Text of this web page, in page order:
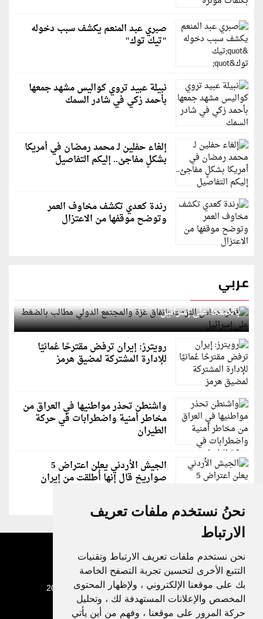
نحنُ نستخدم ملفات تعريف
الارتباط
نحن نستخدم ملفات تعريف الارتباط وتقنيات
التتبع الأخرى لتحسين تجربة التصفح الخاصة
بك على موقعنا الإلكتروني ، ولإظهار المحتوى
المخصص والإعلانات المستهدفة لك ، وتحليل
حركة المرور على موقعنا ، وفهم من أين يأتي
صبري عبد المنعم يكشف سبب دخوله
"تيك توك"
نبيلة عبيد تروي كواليس مشهد جمعها
بأحمد زكي في شادر السمك
إلغاء حفلين لـ محمد رمضان في أمريكا
بشكلٍ مفاجئ.. إليكم التفاصيل
رندة كعدي تكشف مخاوف العمر
وتوضح موقفها من الاعتزال
عربي
قطر: حماس التزمت باتفاق غزة والمجتمع الدولي مطالب
بالضغط على إسرائيل
رويترز: إيران ترفض مقترحًا عُمانيًا
للإدارة المشتركة لمضيق هرمز
واشنطن تحذر مواطنيها في العراق من
مخاطر أمنية واضطرابات في حركة
الطيران
الجيش الأردني يعلن اعتراض 5
صواريخ قال إنها أُطلقت من إيران
جميع الحقوق محفوظة لدنيا الوطن © 2003 - 2022